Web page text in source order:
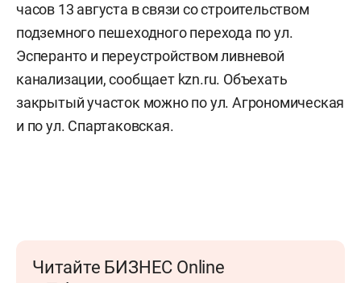
часов 13 августа в связи со строительством
подземного пешеходного перехода по ул.
Эсперанто и переустройством ливневой
канализации, сообщает kzn.ru. Объехать
закрытый участок можно по ул. Агрономическая
и по ул. Спартаковская.
Читайте БИЗНЕС Online